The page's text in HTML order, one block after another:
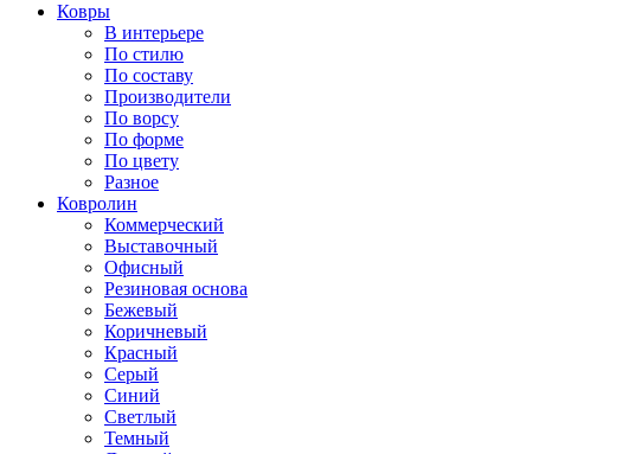
Ковры
В интерьере
По стилю
По составу
Производители
По ворсу
По форме
По цвету
Разное
Ковролин
Коммерческий
Выставочный
Офисный
Резиновая основа
Бежевый
Коричневый
Красный
Серый
Синий
Светлый
Темный